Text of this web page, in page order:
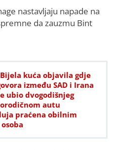
nastavljaju napade na
da zauzmu Bint
kuća objavila gdje
između SAD i Irana
ubio dvogodišnjeg
autu
praćena obilnim